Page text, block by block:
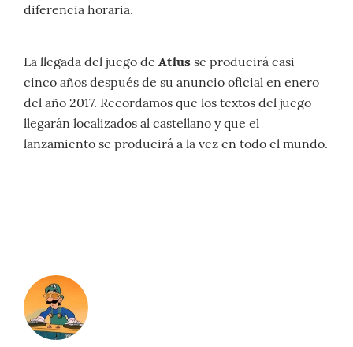
diferencia horaria.
La llegada del juego de Atlus se producirá casi
cinco años después de su anuncio oficial en enero
del año 2017. Recordamos que los textos del juego
llegarán localizados al castellano y que el
lanzamiento se producirá a la vez en todo el mundo.